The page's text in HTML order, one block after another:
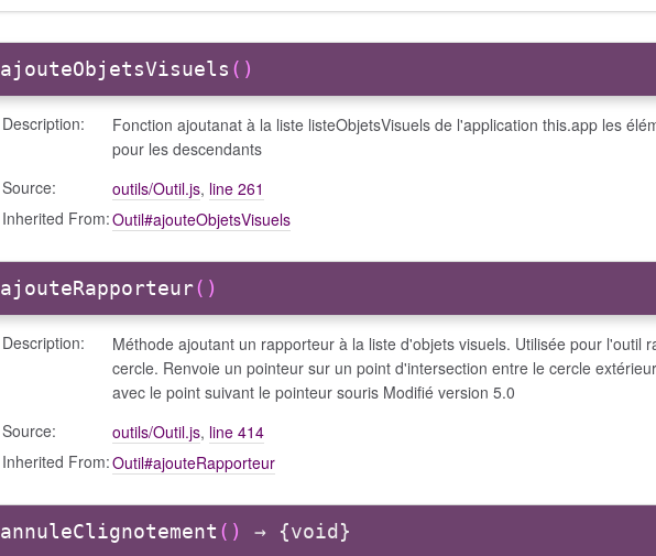
ajouteObjetsVisuels ()
Description:
Fonction ajoutanat à la liste listeObjetsVisuels de l'application this.app les
pour les descendants
Source:
outils/Outil.js, line 261
Inherited From:Outil#ajouteObjetsVisuels
ajouteRapporteur()
Description:
Méthode ajoutant un rapporteur à la liste d'objets visuels. Utilisée pour
cercle. Renvoie un pointeur sur un point d'intersection entre le cercle
avec le point suivant le pointeur souris Modifié version 5.0
Source:
outils/Outil.js, line 414
Inherited From:Outil#ajouteRapporteur
annuleClignotement () → {void}